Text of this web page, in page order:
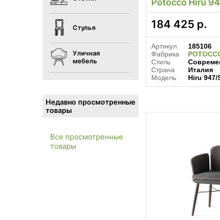
Стулья
Уличная
мебель
Недавно просмотренные
товары
Все просмотренные
товары
Potocco Hiru
184 425 р.
Артикул
185106
Фабрика
Стиль
Страна
Италия
Модель
Hiru 947/